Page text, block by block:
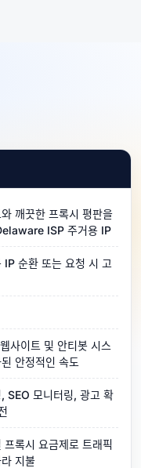
깨끗한 프록시 평판을
ISP 주거용 IP
IP 순환 또는 요청 시 고
사이트 및 안티봇 시스
안정적인 속도
SEO 모니터링, 광고 확
프록시 요금제로 트래픽
지불